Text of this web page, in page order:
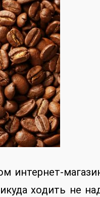
интернет-
ходить не